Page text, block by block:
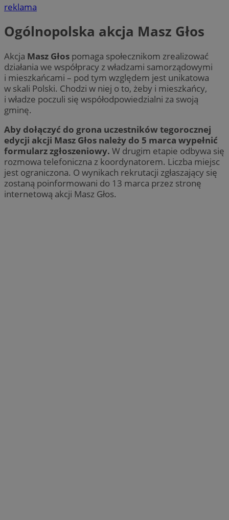
reklama
Ogólnopolska akcja Masz Głos
Akcja Masz Głos pomaga społecznikom zrealizować
działania we współpracy z władzami samorządowymi
i mieszkańcami – pod tym względem jest unikatowa
w skali Polski. Chodzi w niej o to, żeby i mieszkańcy,
i władze poczuli się współodpowiedzialni za swoją
gminę.
Aby dołączyć do grona uczestników tegorocznej
edycji akcji Masz Głos należy do 5 marca wypełnić
formularz zgłoszeniowy. W drugim etapie odbywa się
rozmowa telefoniczna z koordynatorem. Liczba miejsc
jest ograniczona. O wynikach rekrutacji zgłaszający się
zostaną poinformowani do 13 marca przez stronę
internetową akcji Masz Głos.